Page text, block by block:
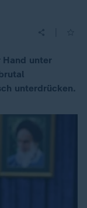
unter
unterdrücken.